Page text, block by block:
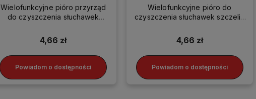
Wielofunkcyjne pióro przyrząd
do czyszczenia słuchawek
4,66 zł
Powiadom o dostępności
Wielofunkcyjne pióro do
czyszczenia słuchawek szczelin
4,66 zł
Powiadom o dostępności